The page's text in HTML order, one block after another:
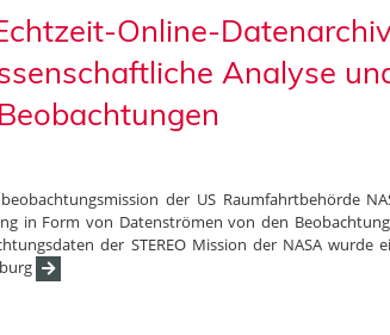
Online-
Analyse
der US Raumfahrtbehörde
in Form von Datenströmen von den
der STEREO Mission der NASA wurde